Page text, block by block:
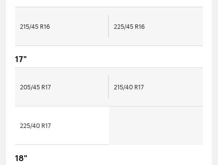
215/45 R16 225/45 R16
17"
205/45 R17 215/40 R17
225/40 R17
18"